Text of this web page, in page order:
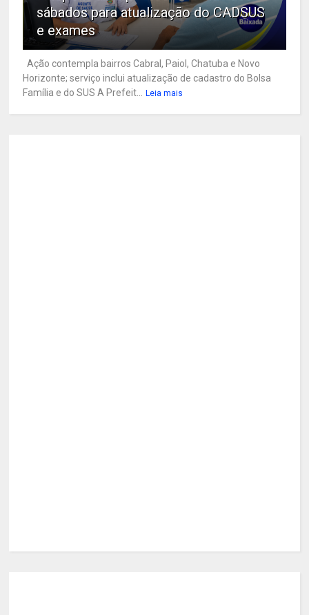
sábados para atualização do CADSUS
e exames
Ação contempla bairros Cabral, Paiol, Chatuba e Novo
Horizonte; serviço inclui atualização de cadastro do Bolsa
Família e do SUS A Prefeit...
Leia mais